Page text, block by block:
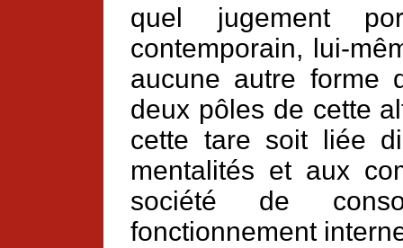
quel jugement
contemporain, lui-
aucune autre forme
deux pôles de cette
cette tare soit liée
mentalités et aux
société de
fonctionnement